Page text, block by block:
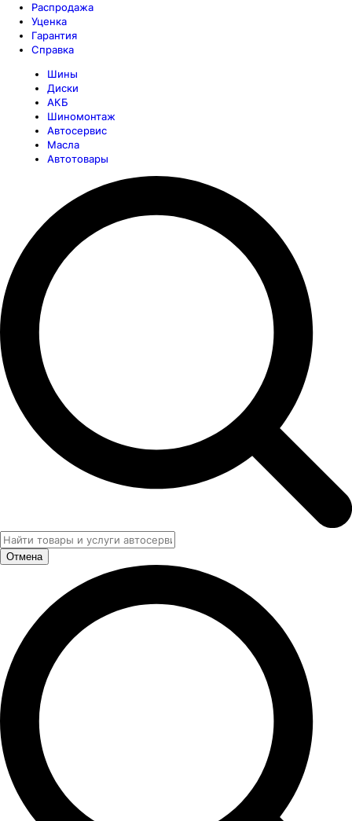
Распродажа
Уценка
Гарантия
Справка
Шины
Диски
АКБ
Шиномонтаж
Автосервис
Масла
Автотовары
Отмена